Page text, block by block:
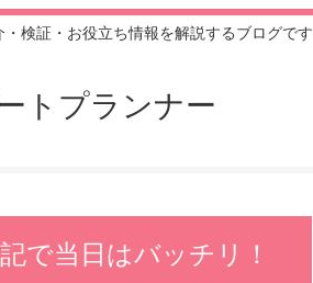
検証・お役立ち情報を解説するブログです
トプランナー
で当日はバッチリ！